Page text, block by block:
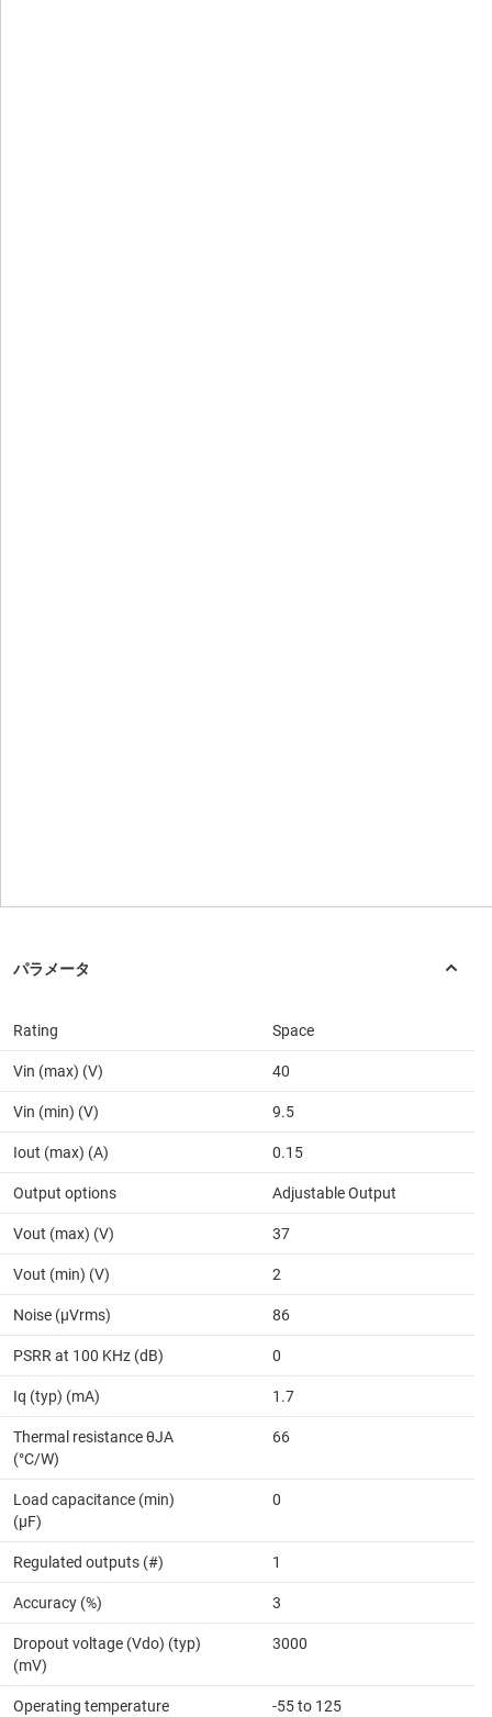
Rating Space
Vin (max) (V) 40
Vin (min) (V) 9.5
Iout (max) (A) 0.15
Output options Adjustable Output
Vout (max) (V) 37
Vout (min) (V) 2
Noise (µVrms) 86
PSRR at 100 KHz (dB) 0
Iq (typ) (mA) 1.7
Thermal resistance θJA
(°C/W)
66
Load capacitance (min)
(µF)
0
Regulated outputs (#) 1
Accuracy (%) 3
Dropout voltage (Vdo) (typ)
(mV)
3000
Operating temperature
-55 to 125